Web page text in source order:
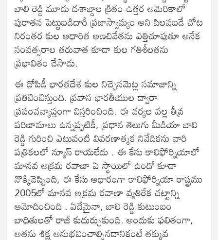
బాలి రెడ్డి మూడు దశాబ్దాల క్రితం ఉత్తర అమెరికాలో
పురాతన పెట్టుబడిదారీ ప్రజాస్వామ్యం అని పిలవబడే చోట
నిరంతర కుల ఆధారిత అణచివేతను ఎత్తిచూపుతూ అనేక
సంవత్సరాల తరువాత కూడా కుల గతిశీలతను
ప్రభావితం చేసాడు.
ఈ దోపిడీ భారతదేశ కుల నిచ్చెనమెట్ల సమాజాన్ని
ప్రతిబింబిస్తుంది. ప్రవాస భారతీయుల ద్వారా
ప్రపంచవ్యాప్తంగా విస్తరించింది. ఈ చర్యల వల్ల తీవ్ర
పరిణామాలు ఉన్నప్పటికీ, ప్రధాన తెలుగు మీడియా బాలి
రెడ్డి గురించి ఎటువంటి వివరణాత్మక నివేదికను వారి
పత్రికలలో న్యూస్ రాయలేదు . ఈ కేసు కాలిఫోర్నియాలో
మానవ అక్రమ రవాణా ఏ స్థాయిలో ఉందో కూడా
నొక్కిచెప్పింది, ఈ కేసు ఆధారంగా కాలిఫోర్నియా రాష్ట్రము
2005లో మానవ అక్రమ రవాణా వ్యతిరేక చట్టాన్ని
ఆమోదించింది . ఏదేమైనా, బాలి రెడ్డి కుటుంబం
బాధితులతో రాజీ కుదుర్చుకుంది. అందుకు ఫలితంగా,
అతను శిక్ష అనుభవించాల్సినదానికంటే తక్కువ